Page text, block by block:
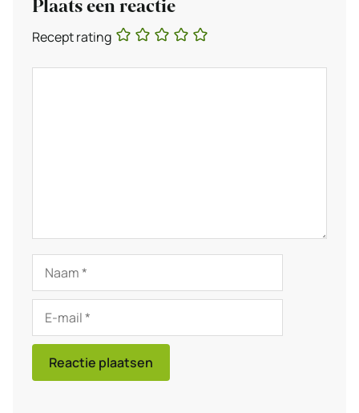
Plaats een reactie
Recept rating
Naam
mail